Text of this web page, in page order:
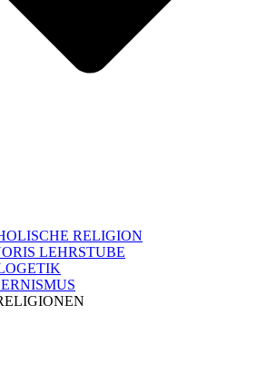
RELIGION
LEHRSTUBE